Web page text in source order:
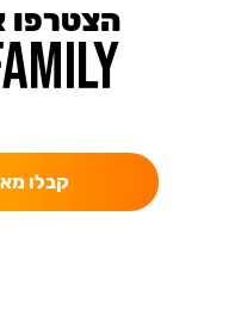
הצטרפו
קבלו